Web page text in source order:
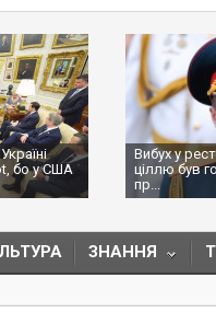
бо у США
Вибух у
ціллю був
пр...
ЗНАННЯ